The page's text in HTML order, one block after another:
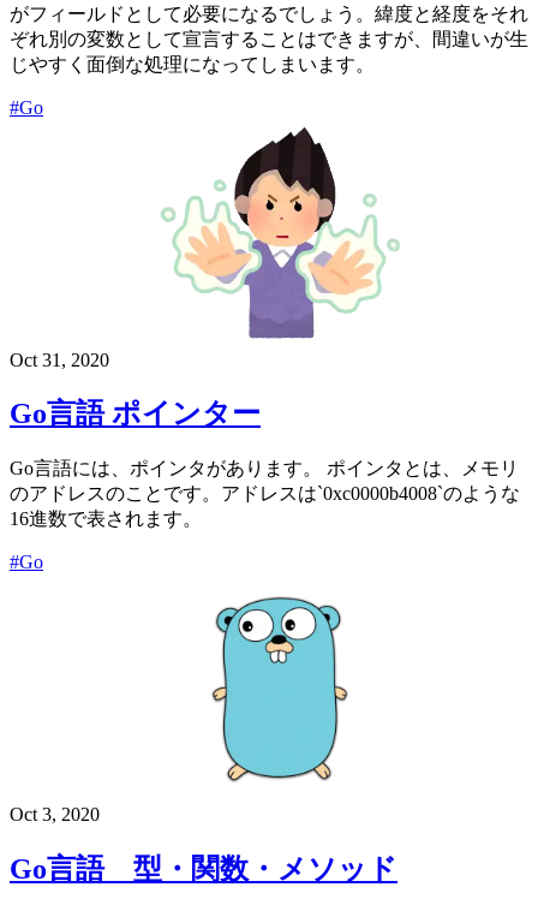
がフィールドとして必要になるでしょう。緯度と経度をそれ
ぞれ別の変数として宣言することはできますが、間違いが生
じやすく面倒な処理になってしまいます。
#Go
Oct 31, 2020
Go言語 ポインター
Go言語には、ポインタがあります。 ポインタとは、メモリ
のアドレスのことです。アドレスは`0xc0000b4008`のような
16進数で表されます。
#Go
Oct 3, 2020
Go言語 型・関数・メソッド